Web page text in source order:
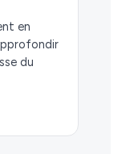
en
du